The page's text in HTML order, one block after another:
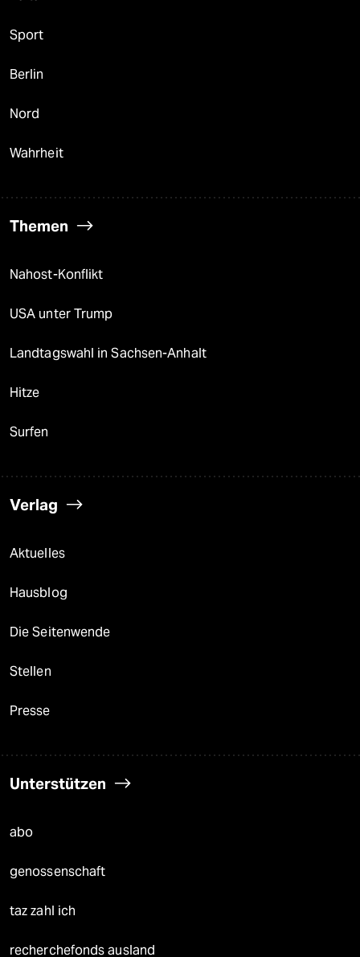
Sport
Berlin
Nord
Wahrheit
Themen
Nahost-Konflikt
USA unter Trump
Landtagswahl in Sachsen-Anhalt
Hitze
Surfen
Verlag
Aktuelles
Hausblog
Die Seitenwende
Stellen
Presse
Unterstützen
abo
genossenschaft
taz zahl ich
recherchefonds ausland